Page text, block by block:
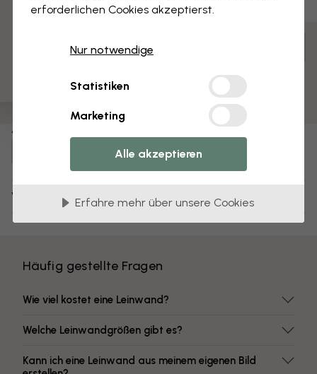
Anpassen und bestellen
Matte Oberfläche
Farben mit hoher Lichtbeständigkeit
Artikel Nummer:
Versand und Retouren
Häufig gestellte Fragen
Wie viel kostet eine Leinwand?
Welche Leinwandgrößen gibt es?
Kann ich eine Leinwand aus meinem eigenen Bild
erforderlichen Cookies akzeptierst.
Nur notwendige
Statistiken
Marketing
Alle akzeptieren
Erfahre mehr über unsere Cookies